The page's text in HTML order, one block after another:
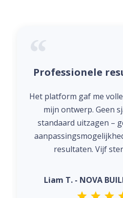
Professionele
Het platform gaf me
mijn ontwerp. Geen
standaard uitzagen –
resultaten. Vijf
Liam T. - NOVA